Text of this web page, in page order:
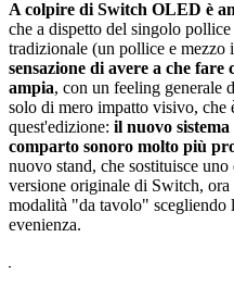
A colpire di Switch OLED è
che a dispetto del singolo
tradizionale (un pollice e
sensazione di avere a che
ampia, con un feeling generale
solo di mero impatto visivo, che
quest'edizione: il nuovo
comparto sonoro molto più
nuovo stand, che sostituisce
versione originale di Switch,
modalità "da tavolo" scegliendo
evenienza.